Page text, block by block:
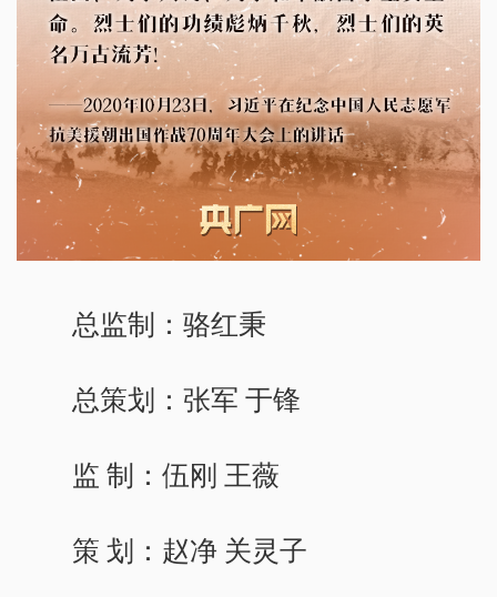
总监制：骆红秉
总策划：张军 于锋
监 制：伍刚 王薇
策 划：赵净 关灵子